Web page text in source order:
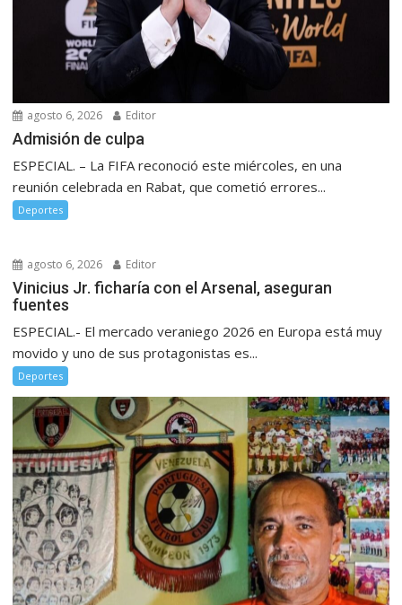
agosto 6, 2026 Editor
Admisión de culpa
ESPECIAL. – La FIFA reconoció este miércoles, en una
reunión celebrada en Rabat, que cometió errores...
Deportes
agosto 6, 2026 Editor
Vinicius Jr. ficharía con el Arsenal, aseguran
fuentes
ESPECIAL.- El mercado veraniego 2026 en Europa está muy
movido y uno de sus protagonistas es...
Deportes